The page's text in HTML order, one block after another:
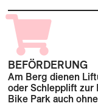
BEFÖRDERUNG
Am Berg dienen
oder Schlepplift zur
Bike Park auch